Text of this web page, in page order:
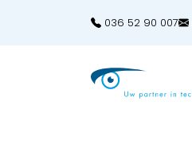
036 52 90 007